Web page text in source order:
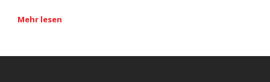
Mehr lesen